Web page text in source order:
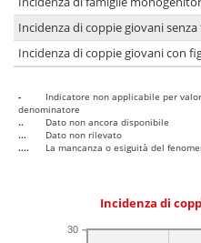
Incidenza di coppie giovani senza
Incidenza di coppie giovani con
-
Indicatore non applicabile per
denominatore
..
Dato non ancora disponibile
...
Dato non rilevato
....
La mancanza o esiguità del
Incidenza di
30